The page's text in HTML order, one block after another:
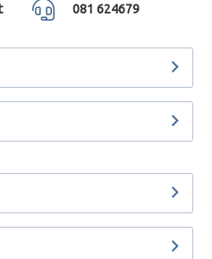
081 624679